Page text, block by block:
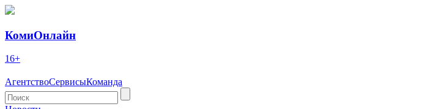
КомиОнлайн
16+
АгентствоСервисыКоманда